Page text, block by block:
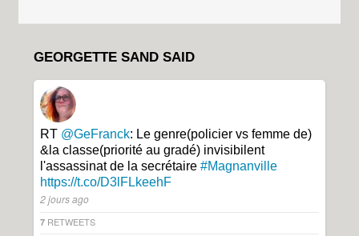
GEORGETTE SAND SAID
RT @GeFranck: Le genre(policier vs femme de)
&la classe(priorité au gradé) invisibilent
l'assassinat de la secrétaire#Magnanville
https://t.co/D3lFLkeehF
2 jours ago
7 RETWEETS